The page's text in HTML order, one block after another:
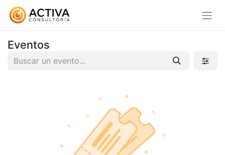
Eventos